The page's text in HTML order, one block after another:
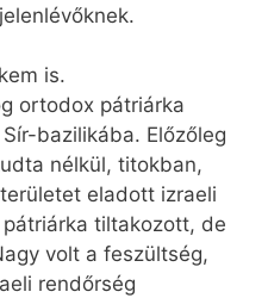
is.
ortodox pátriárka
bazilikába. Előzőleg
nélkül, titokban,
eladott izraeli
tiltakozott, de
volt a feszültség,
rendőrség